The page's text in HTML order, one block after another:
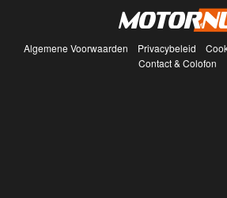
Algemene Voorwaarden Privacybeleid
Contact & Colofon